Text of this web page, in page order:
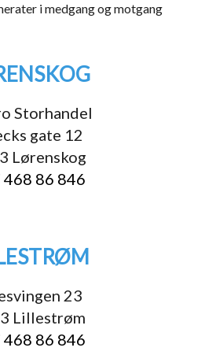
i medgang og motgang
Storhandel
gate 12
Lørenskog
468 86 846
23
Lillestrøm
468 86 846